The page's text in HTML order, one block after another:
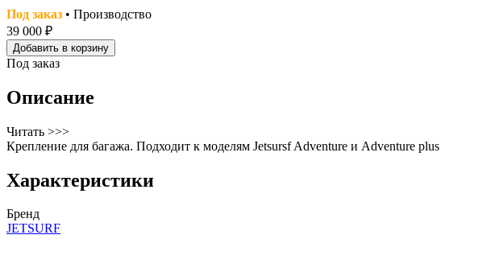
Под заказ • Производство
39 000 ₽
Добавить в корзину
Под заказ
Описание
Читать >>>
Крепление для багажа. Подходит к моделям Jetsursf Adventure и Adventure plus
Характеристики
Бренд
JETSURF